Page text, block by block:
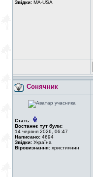
Звідки: MA-USA
Сонячник
Стать:
Востаннє тут були:
14 червня 2026, 06:47
Написано: 4694
Звідки: Україна
Віровизнання: християнин